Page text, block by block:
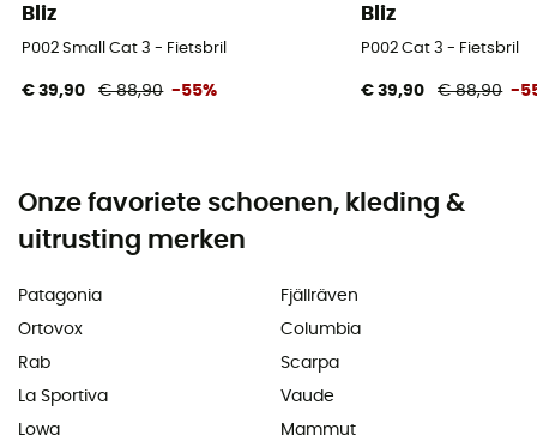
Bliz
P002 Small Cat 3 - Fietsbril
€ 39,90 € 88,90 -55%
Bliz
P002 Cat 3 - Fietsbril
€ 39,90 € 88,90 -
Onze favoriete schoenen, kleding &
uitrusting merken
Patagonia
Ortovox
Rab
La Sportiva
Lowa
Fjällräven
Columbia
Scarpa
Vaude
Mammut